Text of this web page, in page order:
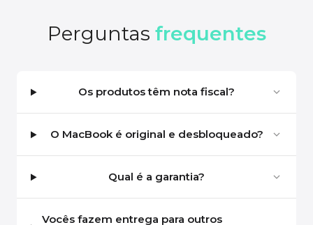
Perguntas frequentes
Os produtos têm nota fiscal?
O MacBook é original e desbloqueado?
Qual é a garantia?
Vocês fazem entrega para outros